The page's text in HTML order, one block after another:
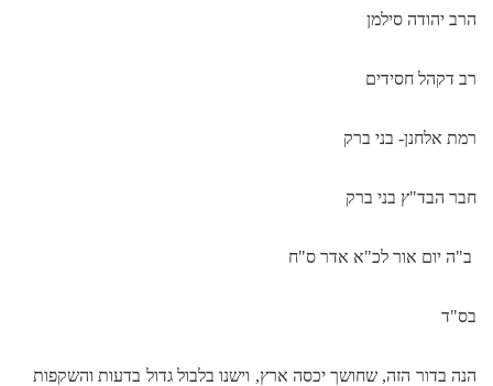
הרב יהודה סילמן
רב דקהל חסידים
רמת אלחנן- בני ברק
חבר הבד"ץ בני ברק
ב"ה יום אור לכ"א אדר ס"ח
בס"ד
הנה בדור הזה, שחושך יכסה ארץ, וישנו בלבול גדול בדעות והשקפות